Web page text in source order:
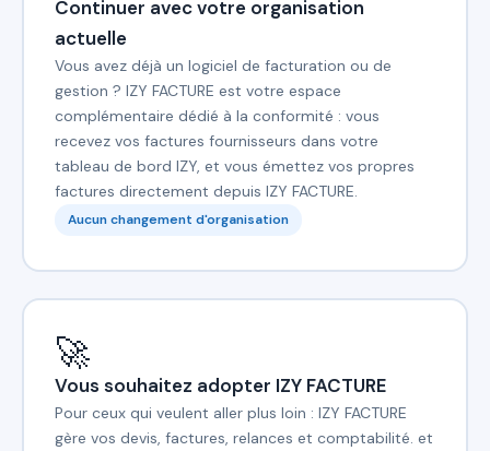
Continuer avec votre organisation
actuelle
Vous avez déjà un logiciel de facturation ou de
gestion ? IZY FACTURE est votre espace
complémentaire dédié à la conformité : vous
recevez vos factures fournisseurs dans votre
tableau de bord IZY, et vous émettez vos propres
factures directement depuis IZY FACTURE.
Aucun changement d'organisation
🚀
Vous souhaitez adopter IZY FACTURE
Pour ceux qui veulent aller plus loin : IZY FACTURE
gère vos devis, factures, relances et comptabilité. et